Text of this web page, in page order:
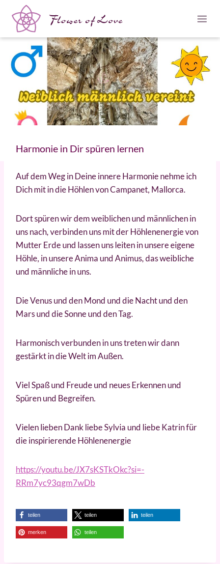
Flower of Love
Harmonie in Dir spüren lernen
Auf dem Weg in Deine innere Harmonie nehme ich
Dich mit in die Höhlen von Campanet, Mallorca.
Dort spüren wir dem weiblichen und männlichen in
uns nach, verbinden uns mit der Höhlenenergie von
Mutter Erde und lassen uns leiten in unsere eigene
Höhle, in unsere Anima und Animus, das weibliche
und männliche in uns.
Die Venus und den Mond und die Nacht und den
Mars und die Sonne und den Tag.
Harmonisch verbunden in uns treten wir dann
gestärkt in die Welt im Außen.
Viel Spaß und Freude und neues Erkennen und
Spüren und Begreifen.
Vielen lieben Dank liebe Sylvia und liebe Katrin für
die inspirierende Höhlenenergie
https://youtu.be/JX7sKSTkOkc?si=-
RRm7yc93qgm7wDb
teilen teilen teilen
merken teilen